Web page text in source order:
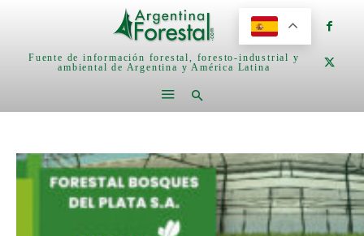
Fuente de información forestal, foresto-industrial y
ambiental de Argentina y América Latina